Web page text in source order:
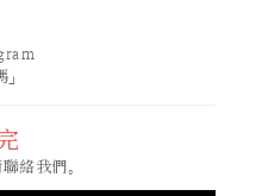
絡我們。